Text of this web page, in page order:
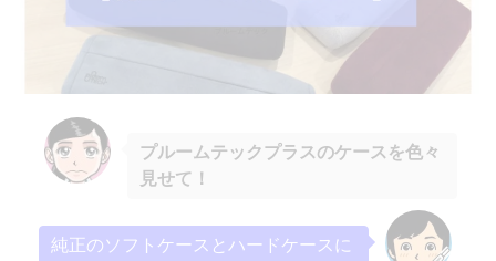
プルームテックプラスのケース を色々
見せて！
純正のソフトケースとハードケースに